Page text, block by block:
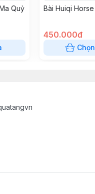
Quỷ Bài Huiqi Horse
450.000đ